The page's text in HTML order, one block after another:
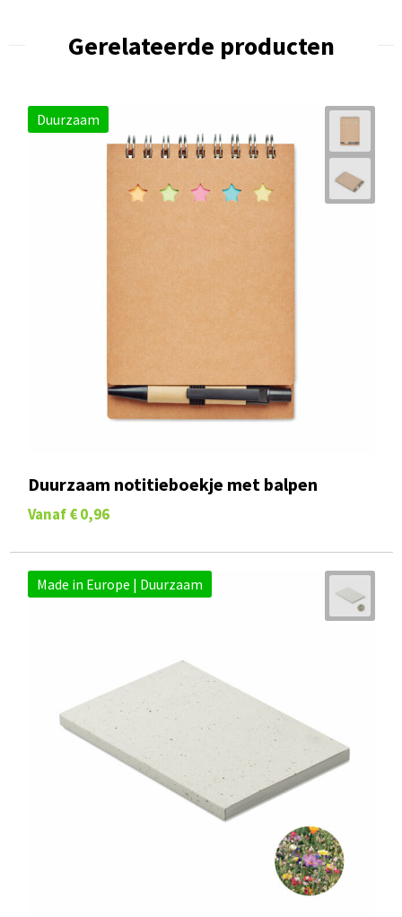
Gerelateerde producten
Duurzaam
Duurzaam notitieboekje met balpen
Vanaf € 0,96
Made in Europe | Duurzaam